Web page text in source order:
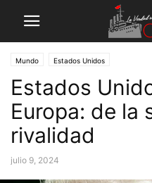
Mundo Estados Unidos
Estados
Europa: de la
rivalidad
julio 9, 2024